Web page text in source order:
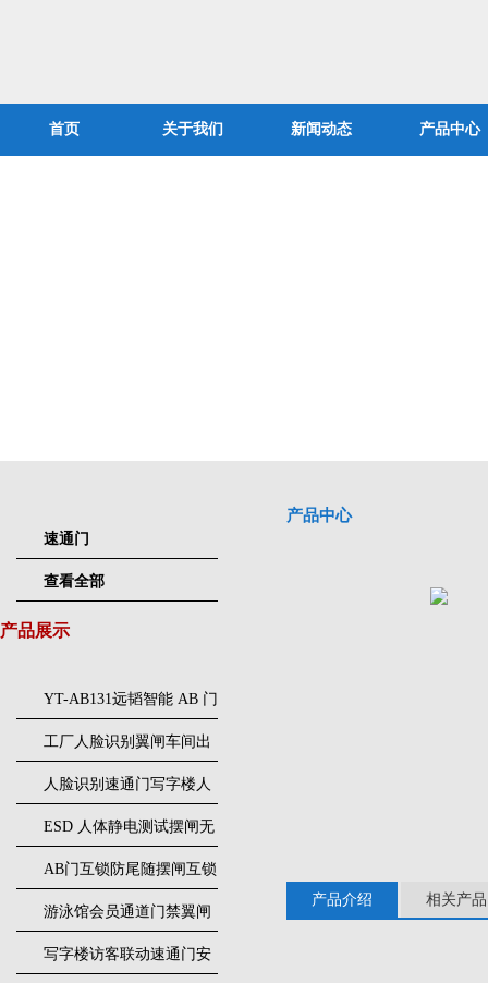
首页 关于我们 新闻动态 产品中心
速通门
查看全部
产品展示
YT-AB131远韬智能 AB 门
闸机双通道互锁防尾随闸
机
工厂人脸识别翼闸车间出
入口人行通道门禁
人脸识别速通门写字楼人
行通道闸门禁设备
ESD 人体静电测试摆闸无
尘车间防静电闸机
AB门互锁防尾随摆闸互锁
闸机
游泳馆会员通道门禁翼闸
写字楼访客联动速通门安
产品中心
产品介绍 相关产品